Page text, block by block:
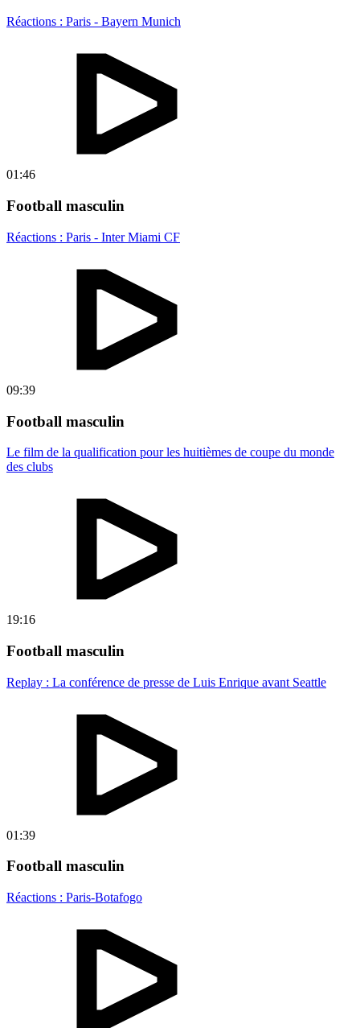
Réactions : Paris - Bayern Munich
01:46
Football masculin
Réactions : Paris - Inter Miami CF
09:39
Football masculin
Le film de la qualification pour les huitièmes de coupe du monde
des clubs
19:16
Football masculin
Replay : La conférence de presse de Luis Enrique avant Seattle
01:39
Football masculin
Réactions : Paris-Botafogo